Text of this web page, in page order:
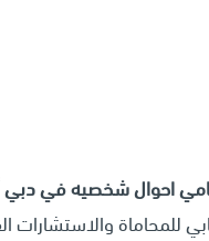
احوال شخصيه في دبي
للمحاماة والاستشارات